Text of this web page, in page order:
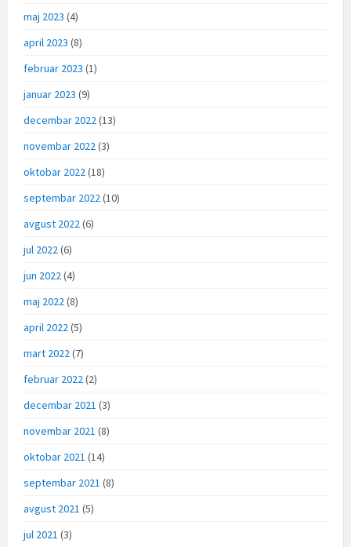
maj 2023 (4)
april 2023 (8)
februar 2023 (1)
januar 2023 (9)
decembar 2022(13)
novembar 2022(3)
oktobar 2022(18)
septembar 2022(10)
avgust 2022(6)
jul 2022(6)
jun 2022(4)
maj 2022(8)
april 2022(5)
mart 2022(7)
februar 2022(2)
decembar 2021 (3)
novembar 2021 (8)
oktobar 2021 (14)
septembar 2021 (8)
avgust 2021 (5)
jul 2021 (3)